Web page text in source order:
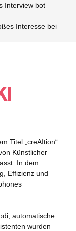
Interview bot
Interesse bei
Titel „creAItion“
Künstlicher
In dem
Effizienz und
automatische
wurden